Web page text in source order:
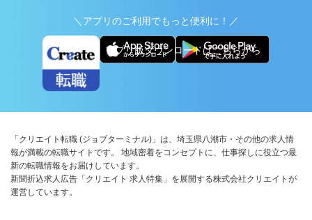
＼アプリのご利用でもっと便利に！／
アプリ版ダウンロードはこちらから
「クリエイト転職 (ジョブターミナル)」は、埼玉県八潮市・その他の求人情
報が満載の転職サイトです。 地域密着をコンセプトに、仕事探しに役立つ最
新の転職情報をお届けしています。
新聞折込求人広告「クリエイト 求人特集」を展開する株式会社クリエイトが
運営しています。